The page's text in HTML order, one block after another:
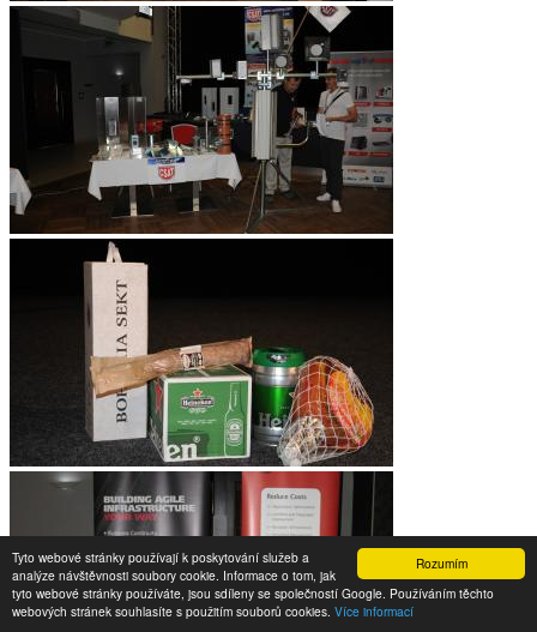
Rozumím
Tyto webové stránky používají k poskytování služeb a
analýze návštěvnosti soubory cookie. Informace o tom, jak
tyto webové stránky používáte, jsou sdíleny se společností Google. Používáním těchto
webových stránek souhlasíte s použitím souborů cookies. Více informací